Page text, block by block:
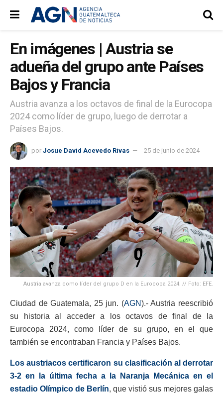
En imágenes | Austria se
adueña del grupo ante Países
Bajos y Francia
Austria avanza a los octavos de final de la Eurocopa
2024 como líder de grupo, luego de derrotar a
Países Bajos.
por Josue David Acevedo Rivas 25 de junio de 2024
Austria avanza como líder del grupo D en la Eurocopa 2024. // Foto: EFE.
Ciudad de Guatemala, 25 jun. (AGN).- Austria reescribió
su historia al acceder a los octavos de final de la
Eurocopa 2024, como líder de su grupo, en el que
también se encontraban Francia y Países Bajos.
Los austriacos certificaron su clasificación al derrotar
3-2 en la última fecha a la Naranja Mecánica en el
estadio Olímpico de Berlín, que vistió sus mejores galas